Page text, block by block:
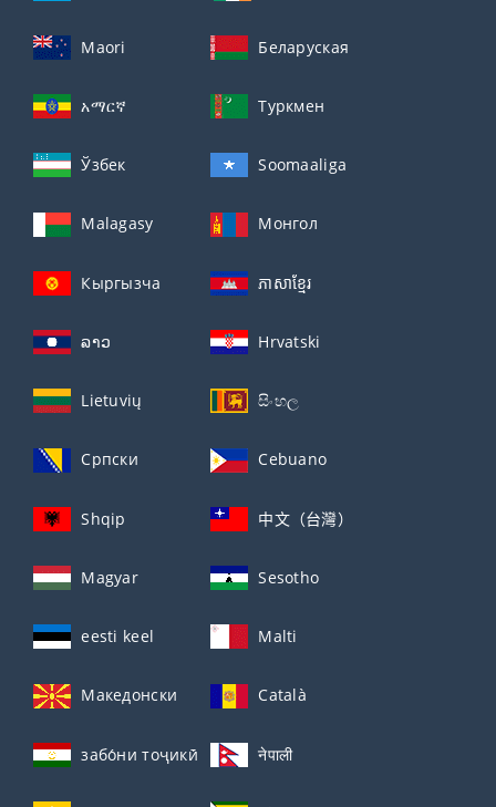
Maori Беларуская
አማርኛ Туркмен
Ўзбек Soomaaliga
Malagasy Монгол
Кыргызча ភាសាខ្មែរ
ລາວ Hrvatski
Lietuvių සිංහල
Српски Cebuano
Shqip 中文（台灣）
Magyar Sesotho
eesti keel Malti
Македонски Català
забо́ни тоҷикӣ́ नेपाली